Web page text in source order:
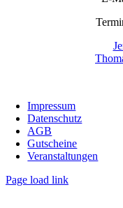
Impressum
Datenschutz
AGB
Gutscheine
Veranstaltungen
Page load link